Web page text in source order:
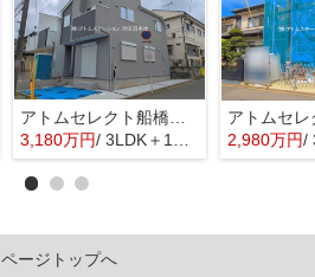
アトムセレクト船橋市八木が谷109 2棟 1号棟
3,180万円/ 3LDK＋1S(納戸) 2,980万円/
ページトップへ